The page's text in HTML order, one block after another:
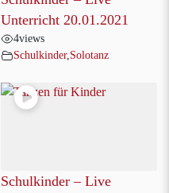
Unterricht 20.01.2021
4views
Schulkinder, Solotanz
Schulkinder – Live